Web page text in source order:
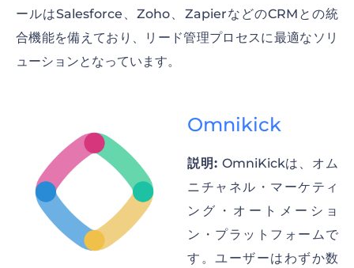
ールはSalesforce、Zoho、ZapierなどのCRMとの統
合機能を備えており、リード管理プロセスに最適なソリ
ューションとなっています。
Omnikick
説明: OmniKickは、オム
ニチャネル・マーケティ
ング・オートメーショ
ン・プラットフォームで
す。ユーザーはわずか数